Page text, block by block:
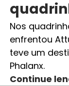
Nos
enfrentou
teve um
Phalanx.
Continue